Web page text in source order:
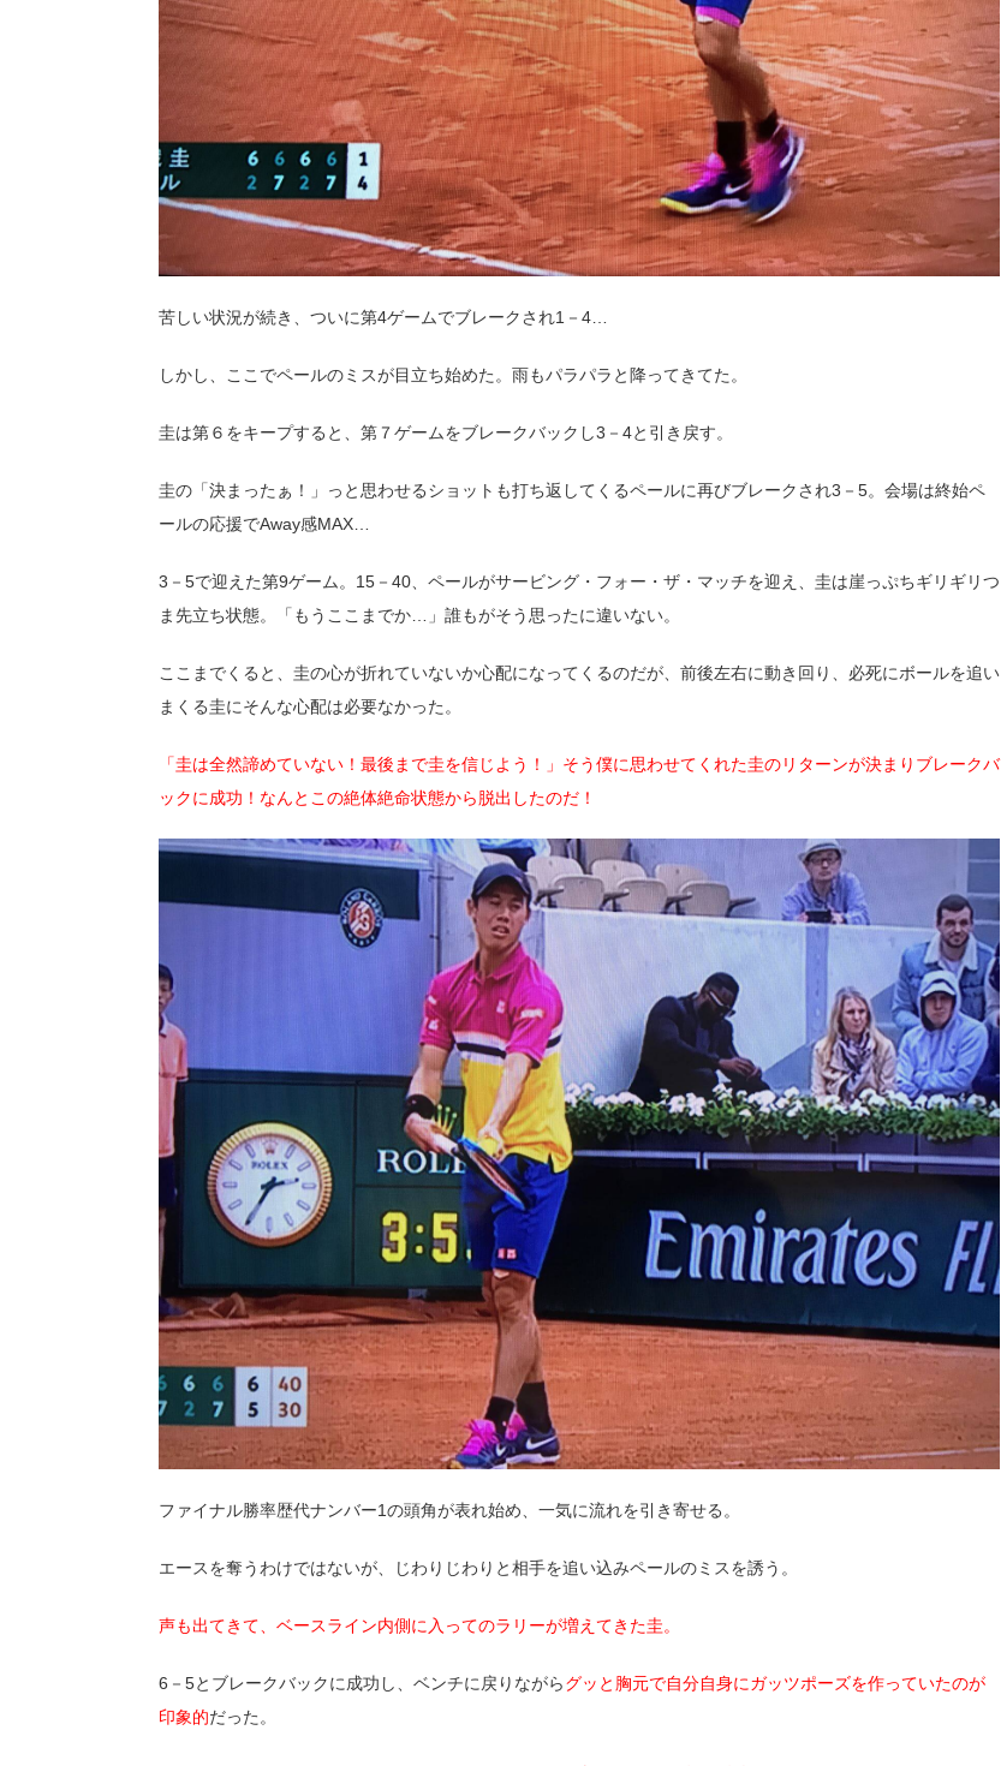
苦しい状況が続き、ついに第4ゲームでブレークされ1－4…
しかし、ここでペールのミスが目立ち始めた。 雨もパラパラと降ってきてた。
圭は第６をキープすると、第７ゲームをブレークバックし3－4と引き戻す。
圭の「決まったぁ！」っと思わせるショットも打ち返してくるペールに再びブレークされ3－5。会場は終始ペ
ールの応援でAway感MAX…
3－5で迎えた第9ゲーム。15－40、ペールがサービング・フォー・ザ・マッチを迎え、圭は崖っぷちギリギリつ
ま先立ち状態。「もうここまでか…」誰もがそう思ったに違いない。
ここまでくると、圭の心が折れていないか心配になってくるのだが、前後左右に動き回り、必死にボールを追い
まくる圭にそんな心配は必要なかった。
「圭は全然諦めていない！最後まで圭を信じよう！」そう僕に思わせてくれた圭のリターンが決まりブレークバ
ックに成功！なんとこの絶体絶命状態から脱出したのだ！
ファイナル勝率歴代ナンバー1の頭角が表れ始め、一気に流れを引き寄せる。
エースを奪うわけではないが、じわりじわりと相手を追い込みペールのミスを誘う。
声も出てきて、ベースライン内側に入ってのラリーが増えてきた圭。
6－5とブレークバックに成功し、ベンチに戻りながらグッと胸元で自分自身にガッツポーズを作っていたのが
印象的だった。